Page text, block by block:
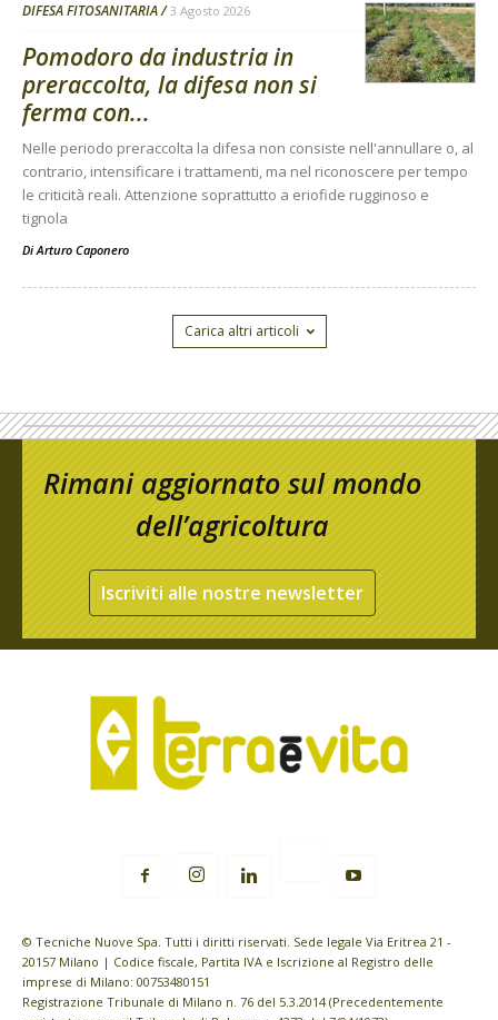
DIFESA FITOSANITARIA 3 Agosto 2026
Pomodoro da industria in
preraccolta, la difesa non si
ferma con...
Nelle periodo preraccolta la difesa non consiste nell'annullare o, al
contrario, intensificare i trattamenti, ma nel riconoscere per tempo
le criticità reali. Attenzione soprattutto a eriofide rugginoso e
tignola
DiArturo Caponero
Carica altri articoli
Rimani aggiornato sul mondo
dell’agricoltura
Iscriviti alle nostre newsletter
© Tecniche Nuove Spa. Tutti i diritti riservati. Sede legale Via Eritrea 21 -
20157 Milano | Codice fiscale, Partita IVA e Iscrizione al Registro delle
imprese di Milano: 00753480151
Registrazione Tribunale di Milano n. 76 del 5.3.2014 (Precedentemente